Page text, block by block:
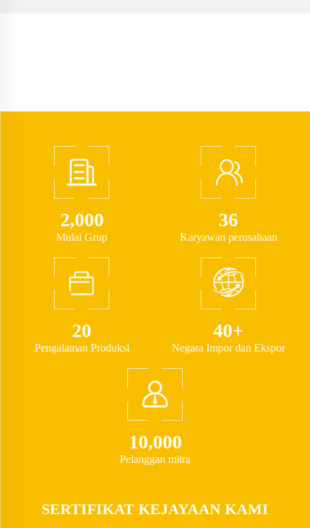
2,000
Mulai Grup
36
Karyawan perusahaan
20
Pengalaman Produksi
40+
Negara Impor dan Ekspor
10,000
Pelanggan mitra
SERTIFIKAT KEJAYAAN KAMI